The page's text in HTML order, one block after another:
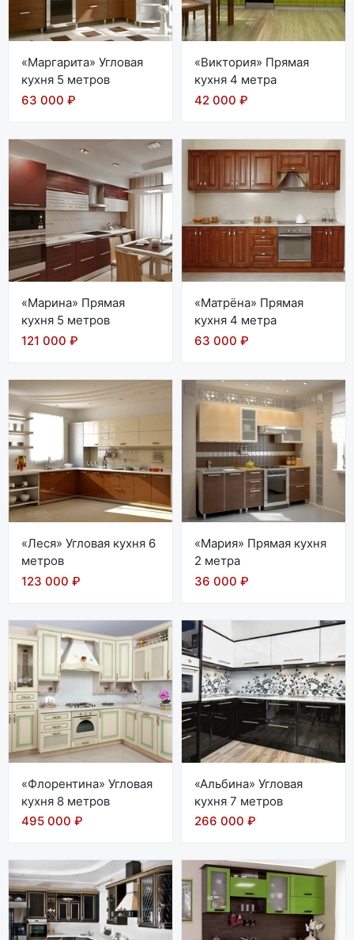
«Маргарита» Угловая
кухня 5 метров
63 000 ₽
«Виктория» Прямая
кухня 4 метра
42 000 ₽
«Марина» Прямая
кухня 5 метров
121 000 ₽
«Матрёна» Прямая
кухня 4 метра
63 000 ₽
«Леся» Угловая кухня 6
метров
123 000 ₽
«Мария» Прямая кухня
2 метра
36 000 ₽
«Флорентина» Угловая
кухня 8 метров
495 000 ₽
«Альбина» Угловая
кухня 7 метров
266 000 ₽